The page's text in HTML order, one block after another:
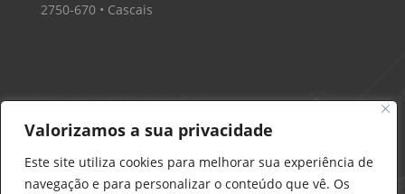
Valorizamos a sua privacidade
Este site utiliza cookies para melhorar sua experiência de
navegação e para personalizar o conteúdo que vê. Os
2750-670 • Cascais
Delarobia – Construção
912 441 514
construcao@delarobia.pt
R. António Andrade, 1171